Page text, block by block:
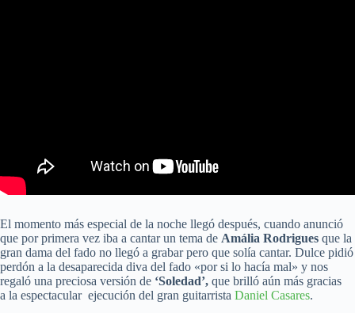
El momento más especial de la noche llegó después, cuando anunció
que por primera vez iba a cantar un tema de Amália Rodrigues que la
gran dama del fado no llegó a grabar pero que solía cantar. Dulce pidió
perdón a la desaparecida diva del fado «por si lo hacía mal» y nos
regaló una preciosa versión de ‘Soledad’, que brilló aún más gracias
a la espectacular ejecución del gran guitarrista Daniel Casares.